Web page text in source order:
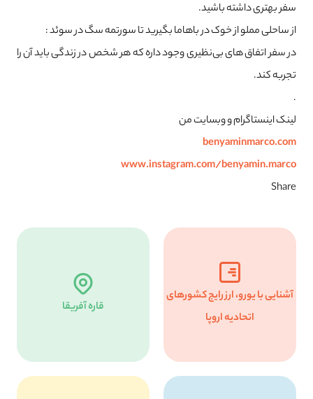
سفر بهتری داشته باشید.
از ساحلی مملو از خوک در باهاما بگیرید تا سورتمه سگ در سوئد :
در سفر اتفاق های بی‌نظیری وجود داره که هر شخص در زندگی باید آن را
تجربه کند.
.
لینک اینستاگرام و‌ وبسایت من
benyaminmarco.com
www.instagram.com/benyamin.marco
Share
آشنایی با یورو، ارز رایج کشورهای
اتحادیه اروپا
قاره آفریقا